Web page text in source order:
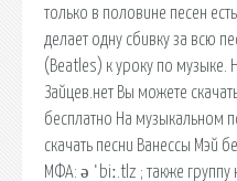
только в половине песен
делает одну сбивку за всю
(Beatles) к уроку по музыке.
Зайцев.нет Вы можете
бесплатно На музыкальном
скачать песни Ванессы Мэй
МФА: ə ˈbiː.tlz ; также группу